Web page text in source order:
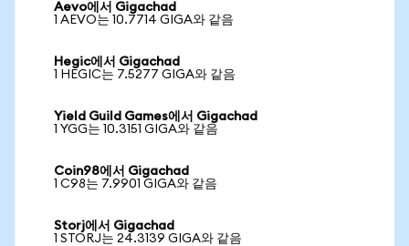
Aevo에서 Gigachad
1 AEVO는 10.7714 GIGA와 같음
Hegic에서 Gigachad
1 HEGIC는 7.5277 GIGA와 같음
Yield Guild Games에서 Gigachad
1 YGG는 10.3151 GIGA와 같음
Coin98에서 Gigachad
1 C98는 7.9901 GIGA와 같음
Storj에서 Gigachad
1 STORJ는 24.3139 GIGA와 같음